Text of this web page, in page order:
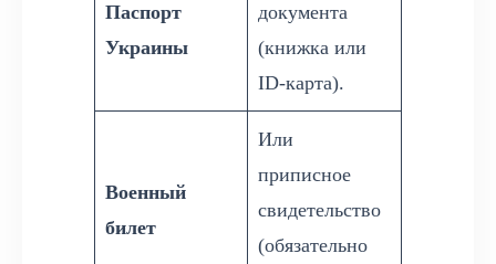
Паспорт
Украины
документа
(книжка или
ID-карта).
Военный
билет
Или
приписное
свидетельство
(обязательно